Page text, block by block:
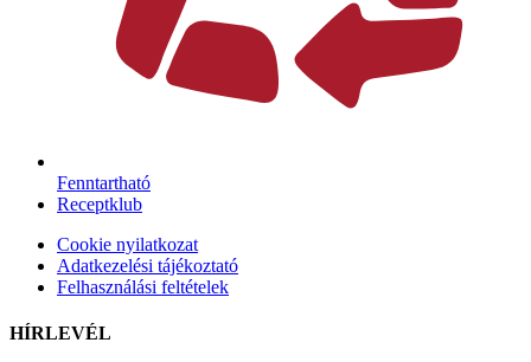
Fenntartható
Receptklub
Cookie nyilatkozat
Adatkezelési tájékoztató
Felhasználási feltételek
HÍRLEVÉL